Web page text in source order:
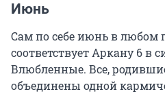
Июнь
Сам по себе июнь в любом
соответствует Аркану 6 в
Влюбленные. Все,
объединены одной